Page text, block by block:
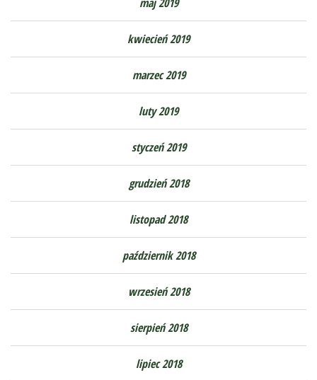
kwiecień 2019
marzec 2019
luty 2019
styczeń 2019
grudzień 2018
listopad 2018
październik 2018
wrzesień 2018
sierpień 2018
lipiec 2018